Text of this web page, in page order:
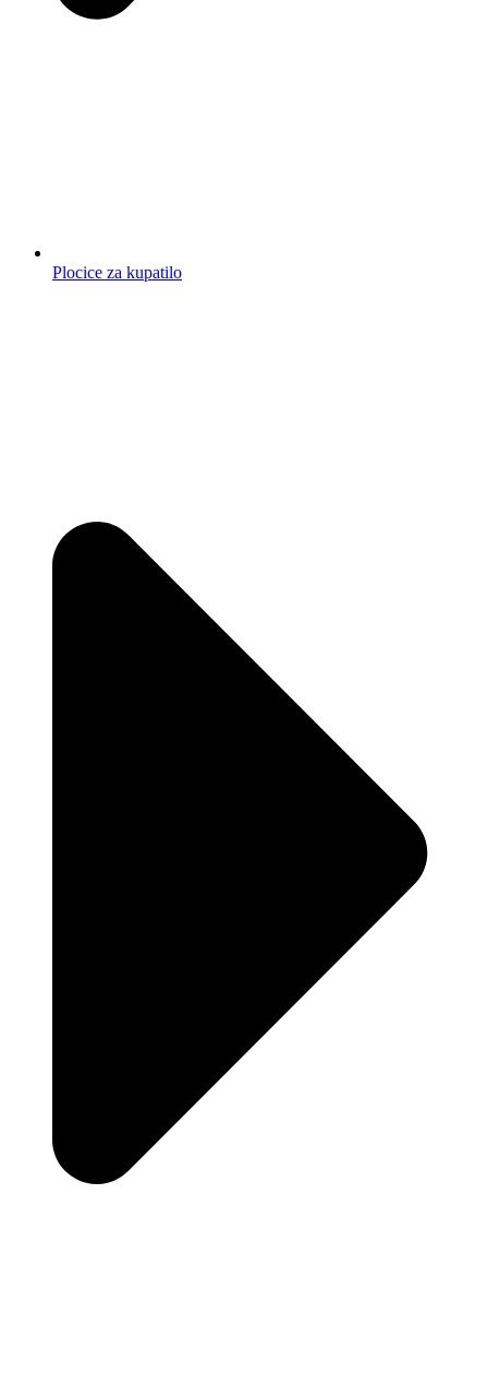
Plocice za kupatilo